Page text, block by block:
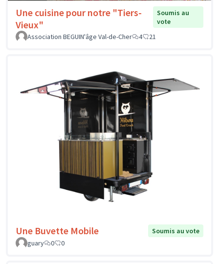
Une cuisine pour notre "Tiers-
Vieux"
Soumis au
vote
Association BEGUIN'âge Val-de-Cher
4 21
Une Buvette Mobile
Soumis au vote
guary
0 0